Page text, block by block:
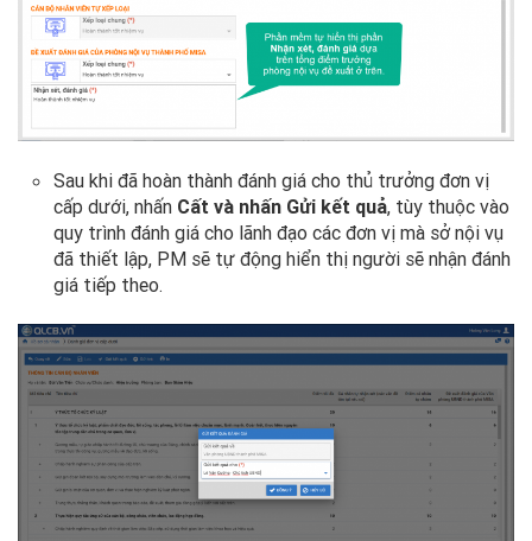
Sau khi đã hoàn thành đánh giá cho thủ trưởng đơn vị
cấp dưới, nhấn Cất và nhấn Gửi kết quả, tùy thuộc vào
quy trình đánh giá cho lãnh đạo các đơn vị mà sở nội vụ
đã thiết lập, PM sẽ tự động hiển thị người sẽ nhận đánh
giá tiếp theo.